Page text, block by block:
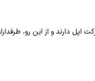
دارند و از این رو،